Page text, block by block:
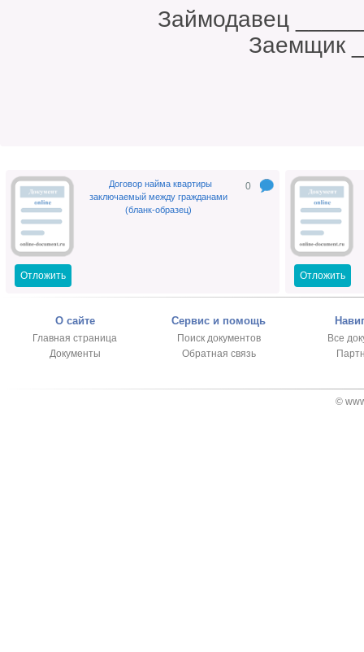
Займодавец
Заемщик
0
Договор найма квартиры
заключаемый между гражданами
(бланк-образец)
Отложить Отложить
О сайте
Главная страница
Документы
Сервис и помощь
Поиск документов
Обратная связь
Все
©